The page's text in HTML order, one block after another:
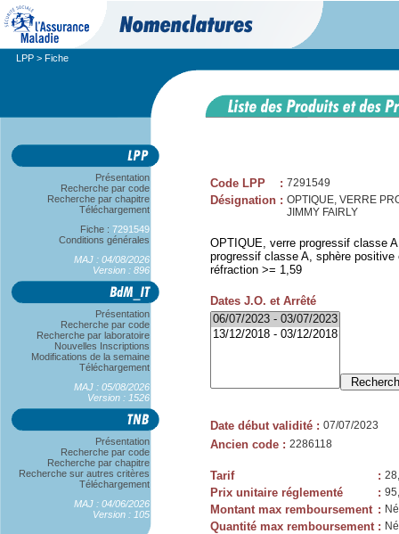
LPP > Fiche
Présentation
Recherche par code
Recherche par chapitre
Téléchargement
Fiche : 7291549
Conditions générales
MAJ : 04/08/2026
Version : 896
Présentation
Recherche par code
Recherche par laboratoire
Nouvelles Inscriptions
Modifications de la semaine
Téléchargement
MAJ : 05/08/2026
Version : 1526
Présentation
Recherche par code
Recherche par chapitre
Recherche sur autres critères
Téléchargement
MAJ : 04/06/2026
Version : 105
Code LPP : 7291549
Désignation : OPTIQUE, VERRE
JIMMY FAIRLY
OPTIQUE, verre progressif classe
progressif classe A, sphère
réfraction >= 1,59
Dates J.O. et Arrêté
Date début validité : 07/07/2023
Ancien code : 2286118
Tarif :
Prix unitaire réglementé :
Montant max remboursement :
Quantité max remboursement :